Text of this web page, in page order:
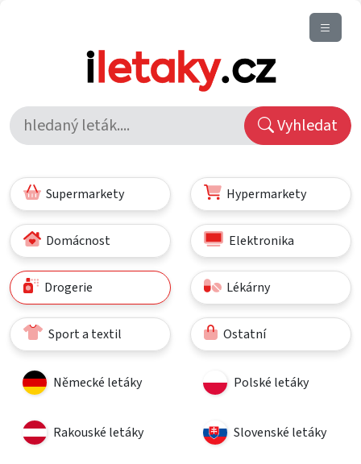
Vyhledat
Supermarkety Hypermarkety
Domácnost Elektronika
Drogerie Lékárny
Sport a textil Ostatní
Německé letáky Polské letáky
Rakouské letáky Slovenské letáky